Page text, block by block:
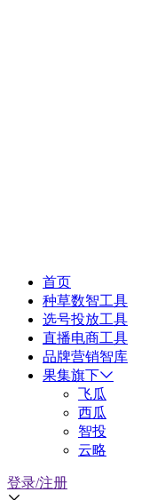
首页
种草数智工具
选号投放工具
直播电商工具
品牌营销智库
果集旗下
飞瓜
西瓜
智投
云略
登录/注册